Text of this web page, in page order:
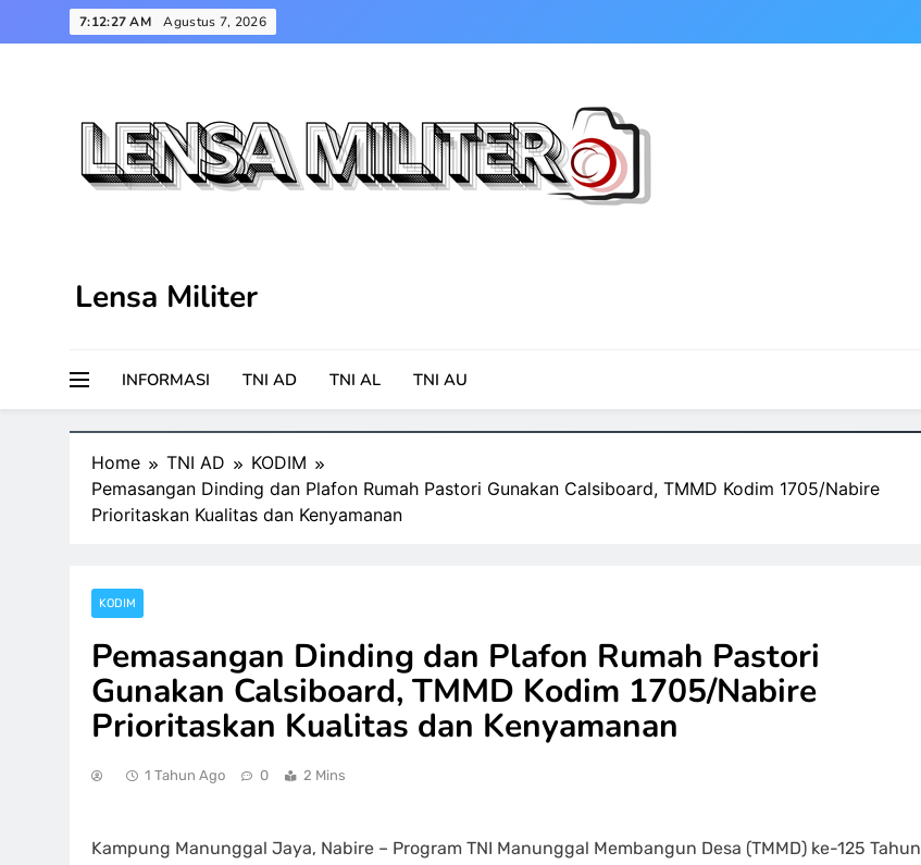
to
7:12:28 AM Agustus 7, 2026
Lensa Militer
INFORMASI TNI AD TNI AL TNI AU
Home TNI AD
KODIM
Pemasangan Dinding dan Plafon Rumah Pastori Gunakan Calsiboard, TMMD Kodim 1705/Nabire
Prioritaskan Kualitas dan Kenyamanan
KODIM
Pemasangan Dinding dan Plafon Rumah Pastori
Gunakan Calsiboard, TMMD Kodim 1705/Nabire
Prioritaskan Kualitas dan Kenyamanan
1 Tahun Ago 0 2 Mins
Kampung Manunggal Jaya, Nabire – Program TNI Manunggal Membangun Desa (TMMD) ke-125 Tahun